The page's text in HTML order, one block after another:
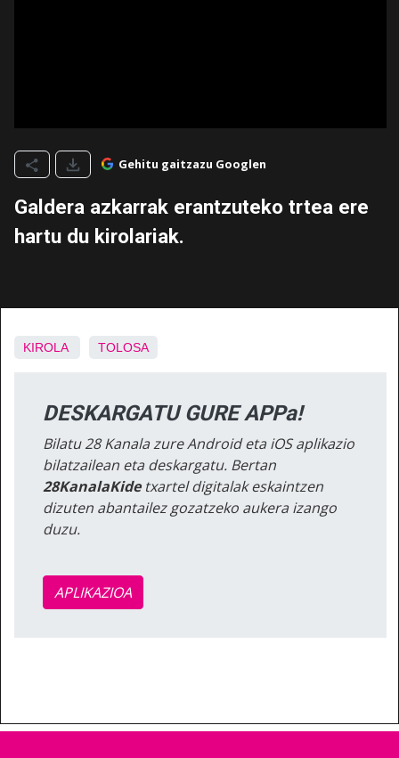
Gehitu gaitzazu Googlen
Galdera azkarrak erantzuteko trtea ere
hartu du kirolariak.
KIROLA TOLOSA
DESKARGATU GURE APPa!
Bilatu 28 Kanala zure Android eta iOS aplikazio
bilatzailean eta deskargatu. Bertan
28KanalaKidetxartel digitalak eskaintzen
dizuten abantailez gozatzeko aukera izango
duzu.
APLIKAZIOA